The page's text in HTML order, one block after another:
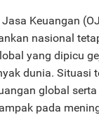
Keuangan
nasional
yang dipicu
dunia. Situasi
global
pada